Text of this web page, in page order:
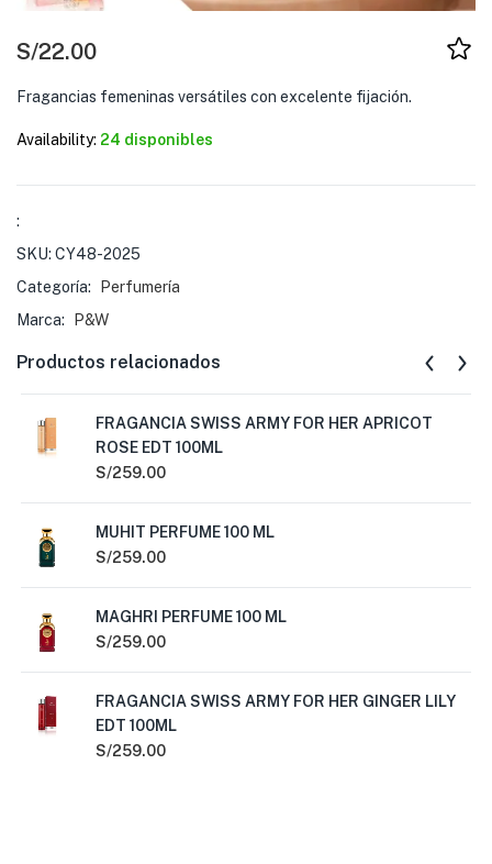
S/22.00
Fragancias femeninas versátiles con excelente fijación.
Availability: 24 disponibles
:
SKU: CY48-2025
Categoría:
Perfumería
Marca:
P&W
Productos relacionados
FRAGANCIA SWISS ARMY FOR HER APRICOT
ROSE EDT 100ML
S/259.00
MUHIT PERFUME 100 ML
S/259.00
MAGHRI PERFUME 100 ML
S/259.00
FRAGANCIA SWISS ARMY FOR HER GINGER LILY
EDT 100ML
S/259.00